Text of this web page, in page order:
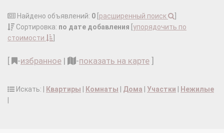
Найдено объявлений: 0 расширенный поиск
Сортировка: по дате добавления упорядочить по
стоимости
-избранное | -показать на карте
Искать: | Квартиры Комнаты Дома Участки
Нежилые